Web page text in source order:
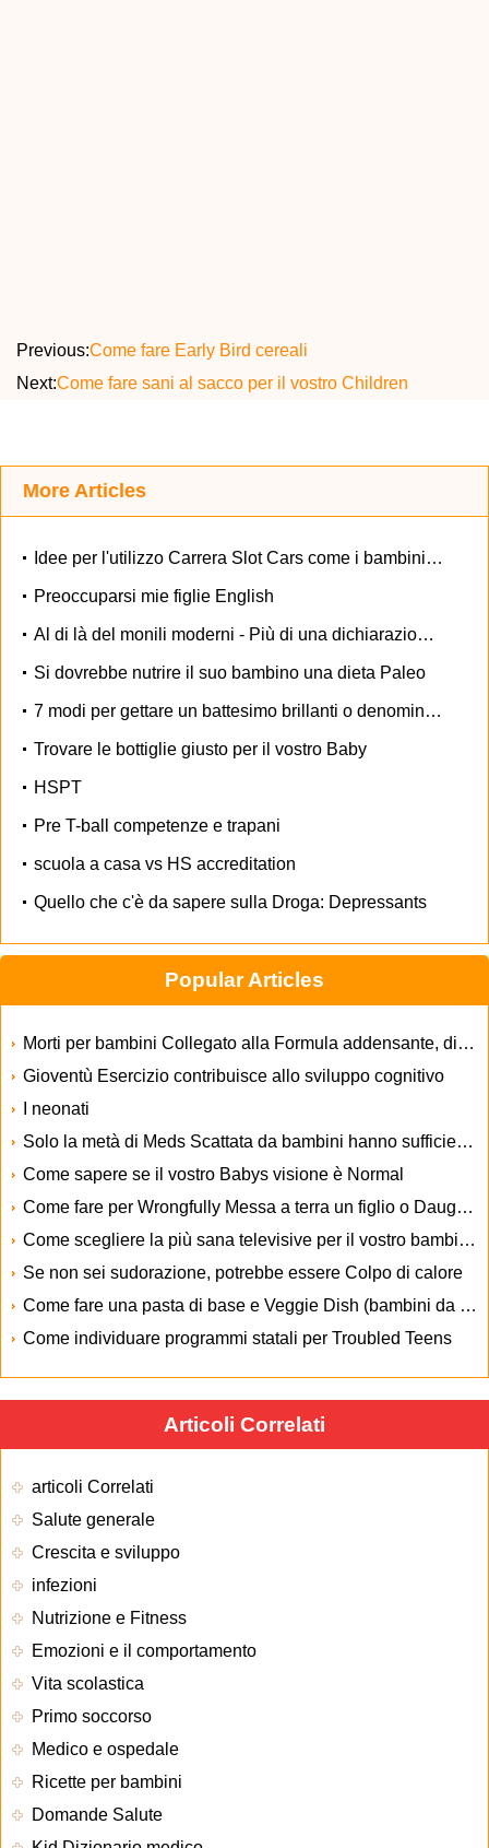
Previous:Come fare Early Bird cereali
Next:Come fare sani al sacco per il vostro Children
More Articles
Idee per l'utilizzo Carrera Slot Cars come i bambini di apprendimento Toys
Preoccuparsi mie figlie English
Al di là del monili moderni - Più di una dichiarazione di moda
Si dovrebbe nutrire il suo bambino una dieta Paleo
7 modi per gettare un battesimo brillanti o denominazione Ceremony
Trovare le bottiglie giusto per il vostro Baby
HSPT
Pre T-ball competenze e trapani
scuola a casa vs HS accreditation
Quello che c'è da sapere sulla Droga: Depressants
Popular Articles
Morti per bambini Collegato alla Formula addensante, dice FDA
Gioventù Esercizio contribuisce allo sviluppo cognitivo
I neonati
Solo la metà di Meds Scattata da bambini hanno sufficiente margine di sicurezza Info
Come sapere se il vostro Babys visione è Normal
Come fare per Wrongfully Messa a terra un figlio o Daughter
Come scegliere la più sana televisive per il vostro bambino
Se non sei sudorazione, potrebbe essere Colpo di calore
Come fare una pasta di base e Veggie Dish (bambini da cucina)
Come individuare programmi statali per Troubled Teens
Articoli Correlati
articoli Correlati
Salute generale
Crescita e sviluppo
infezioni
Nutrizione e Fitness
Emozioni e il comportamento
Vita scolastica
Primo soccorso
Medico e ospedale
Ricette per bambini
Domande Salute